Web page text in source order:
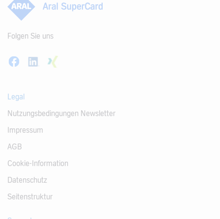
Folgen Sie uns
Legal
Nutzungsbedingungen Newsletter
Impressum
AGB
Cookie-Information
Datenschutz
Seitenstruktur